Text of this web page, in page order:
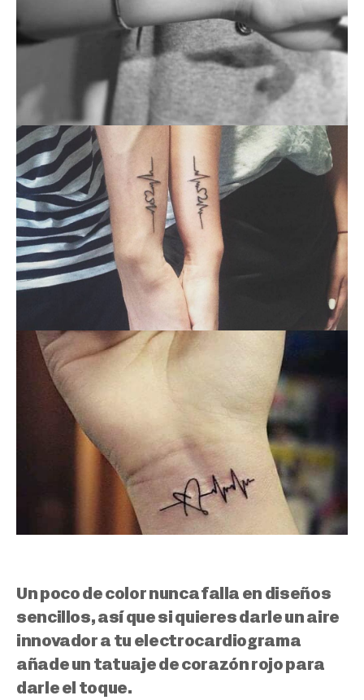
Un poco de color nunca falla en diseños
sencillos, así que si quieres darle un aire
innovador a tu electrocardiograma
añade un tatuaje de corazón rojo para
darle el toque.